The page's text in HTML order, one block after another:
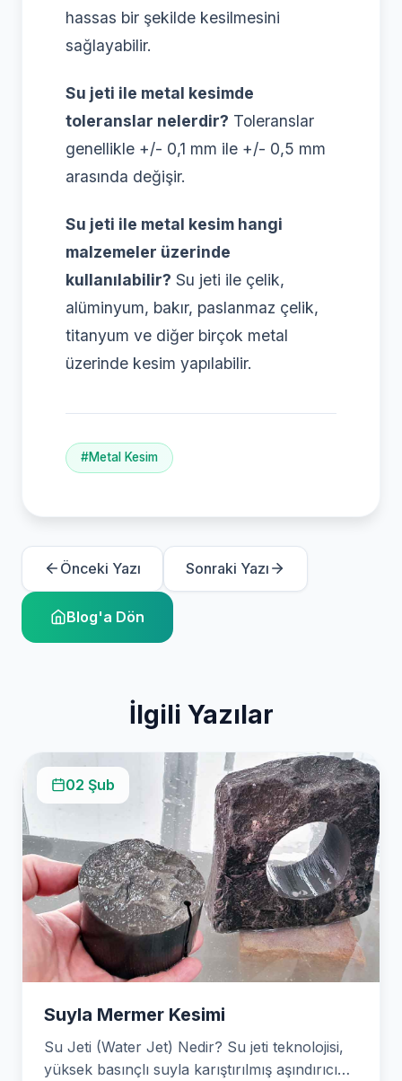
hassas bir şekilde kesilmesini
sağlayabilir.
Su jeti ile metal kesimde
toleranslar nelerdir? Toleranslar
genellikle +/- 0,1 mm ile +/- 0,5 mm
arasında değişir.
Su jeti ile metal kesim hangi
malzemeler üzerinde
kullanılabilir? Su jeti ile çelik,
alüminyum, bakır, paslanmaz çelik,
titanyum ve diğer birçok metal
üzerinde kesim yapılabilir.
#Metal Kesim
Önceki Yazı Sonraki Yazı
Blog'a Dön
İlgili Yazılar
02 Şub
Suyla Mermer Kesimi
Su Jeti (Water Jet) Nedir? Su jeti teknolojisi,
yüksek basınçlı suyla karıştırılmış aşındırıcı